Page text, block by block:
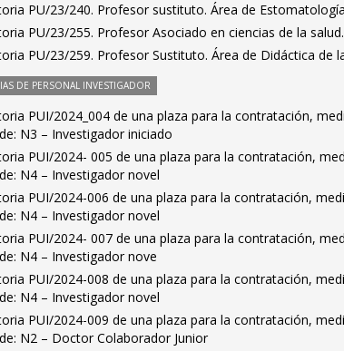
PU/23/240. Profesor sustituto. Área de Estomatología
PU/23/255. Profesor Asociado en ciencias de la
PU/23/259. Profesor Sustituto. Área de Didáctica de
DE PERSONAL INVESTIGADOR
PUI/2024_004 de una plaza para la contratación,
N3 – Investigador iniciado
PUI/2024- 005 de una plaza para la contratación,
N4 – Investigador novel
PUI/2024-006 de una plaza para la contratación,
N4 – Investigador novel
PUI/2024- 007 de una plaza para la contratación,
N4 – Investigador nove
PUI/2024-008 de una plaza para la contratación,
N4 – Investigador novel
PUI/2024-009 de una plaza para la contratación,
N2 – Doctor Colaborador Junior